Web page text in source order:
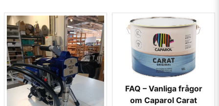
FAQ – Vanliga frågor
om Caparol Carat